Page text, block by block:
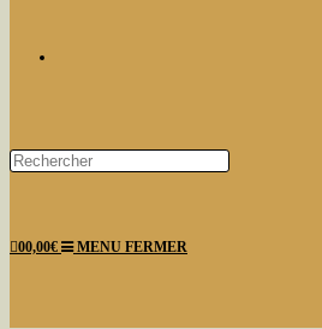
00,00€ MENU FERMER